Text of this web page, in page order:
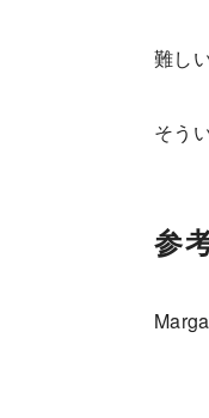
難し
そう
参